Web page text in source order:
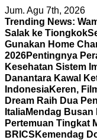
Skip
to
content
Jum. Agu 7th, 2026
Trending News:
Salak ke Tiongkok
Gunakan Home
2026Pentingnya
Kesehatan Sistem
Danantara Kawal
IndonesiaKeren,
Dream Raih Dua
ItaliaMendag
Pertemuan Tingkat
BRICS Kemendag